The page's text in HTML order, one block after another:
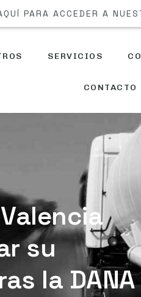
PARA ACCEDER A
SERVICIOS
CONTACTO
su
la DANA